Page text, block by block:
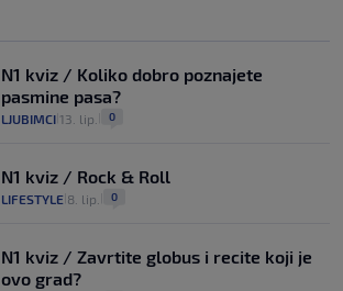
N1 kviz / Koliko dobro poznajete
pasmine pasa?
LJUBIMCI 13. lip. 0
N1 kviz / Rock & Roll
LIFESTYLE 8. lip. 0
N1 kviz / Zavrtite globus i recite koji je
ovo grad?